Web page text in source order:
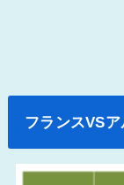
フランスVS